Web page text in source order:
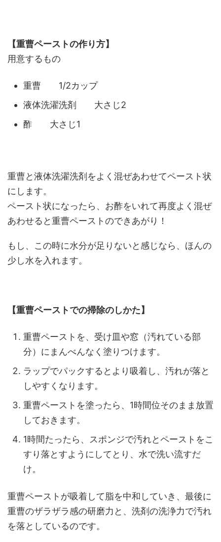
【重曹ペーストの作り方】
用意するもの
重曹 1/2カップ
液体洗濯洗剤 大さじ2
酢 大さじ1
重曹と液体洗濯洗剤をよく混ぜあわせてペースト状
にします。
ペースト状になったら、お酢をいれて再度よく混ぜ
あわせると重曹ペーストのできあがり！
もし、この時に水分が足りないと感じなら、ほんの
少し水を入れます。
【重曹ペーストでの掃除のしかた】
重曹ペーストを、受け皿や窓（汚れている部
分）にまんべんなく塗りつけます。
ラップでパックするとより吸着し、汚れが落と
しやすくなります。
重曹ペーストを塗ったら、1時間位そのまま放置
しておきます。
1時間たったら、スポンジで汚れとペーストをこ
すり落とすようにしてとり、水で洗い流すだ
け。
重曹ペーストが吸着して脂を中和していき、最後に
重曹のザラザラ感の研磨力と、洗剤の洗浄力で汚れ
を落としているのです。